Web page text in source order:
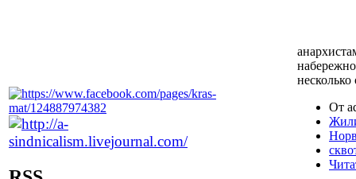
От